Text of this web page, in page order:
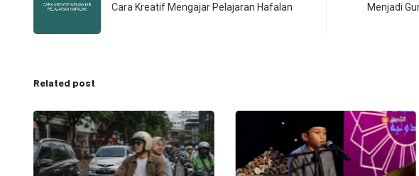
Cara Kreatif Mengajar Pelajaran Hafalan Menjadi
Related post